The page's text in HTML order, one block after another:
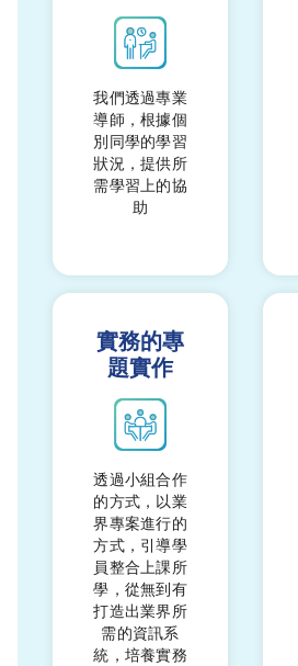
我們透過專業
導師，根據個
別同學的學習
狀況，提供所
需學習上的協
助
實務的專
題實作
透過小組合作
的方式，以業
界專案進行的
方式，引導學
員整合上課所
學，從無到有
打造出業界所
需的資訊系
統，培養實務